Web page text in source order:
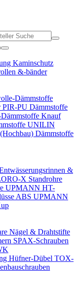
Kaminschutz
&-bänder
Dämmstoffe
PIR-PU Dämmstoffe
Knauf
UNILIN
Dämmstoffe
&
X Standrohre
UPMANN HT-
ABS UPMANN
Nägel & Drahtstifte
SPAX-Schrauben
Hüfner-Dübel TOX-